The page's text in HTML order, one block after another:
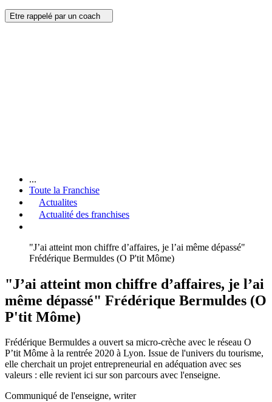
Etre rappelé par un coach
...
Toute la Franchise
Actualites
Actualité des franchises
"J’ai atteint mon chiffre d’affaires, je l’ai même dépassé"
Frédérique Bermuldes (O P'tit Môme)
"J’ai atteint mon chiffre d’affaires, je l’ai
même dépassé" Frédérique Bermuldes (O
P'tit Môme)
Frédérique Bermuldes a ouvert sa micro-crèche avec le réseau O
P’tit Môme à la rentrée 2020 à Lyon. Issue de l'univers du tourisme,
elle cherchait un projet entrepreneurial en adéquation avec ses
valeurs : elle revient ici sur son parcours avec l'enseigne.
Communiqué de l'enseigne, writer